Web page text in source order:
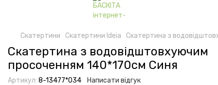
Скатертини Скатертини Ideia Скатертина з
Скатертина з водовідштовхуючим
просоченням 140*170см Синя
Артикул: 8-13477*034 Написати відгук